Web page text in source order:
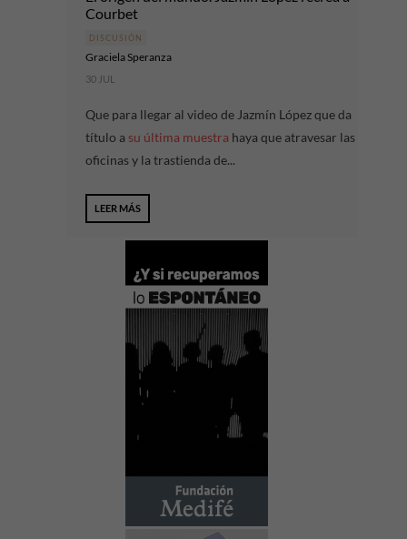
Courbet
DISCUSIÓN
Graciela Speranza
30 JUL
Que para llegar al video de Jazmín López que da
título a su última muestra haya que atravesar las
oficinas y la trastienda de...
LEER MÁS